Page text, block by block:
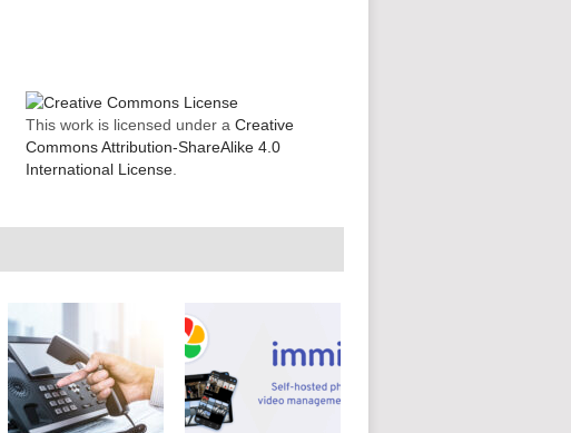
This work is licensed under aCreative
Commons Attribution-ShareAlike 4.0
International License